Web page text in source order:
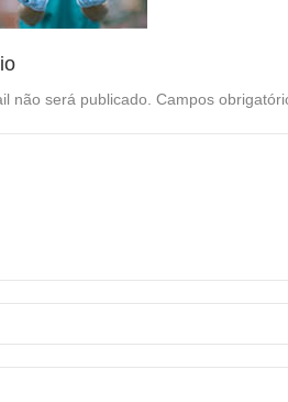
não será publicado. Campos